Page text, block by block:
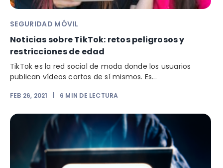
SEGURIDAD MÓVIL
Noticias sobre TikTok: retos peligrosos y
restricciones de edad
TikTok es la red social de moda donde los usuarios
publican vídeos cortos de sí mismos. Es...
FEB 26, 2021 6 MIN DE LECTURA